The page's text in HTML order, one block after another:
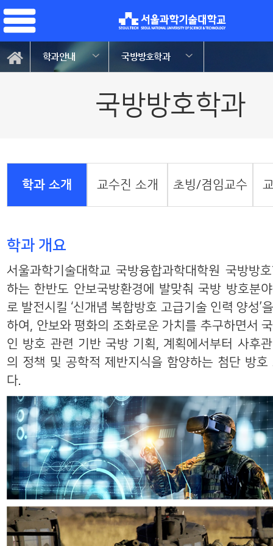
학과안내 국방방호학과
국방방호학과
학과 소개 교수진 소개 초빙/겸임교수
학과 개요
서울과학기술대학교 국방융합과학대학원 국방방
하는 한반도 안보국방환경에 발맞춰 국방 방호분
로 발전시킬 ‘신개념 복합방호 고급기술 인력 양성’
하여, 안보와 평화의 조화로운 가치를 추구하면서
인 방호 관련 기반 국방 기획, 계획에서부터 사후
의 정책 및 공학적 제반지식을 함양하는 첨단 방호
다.